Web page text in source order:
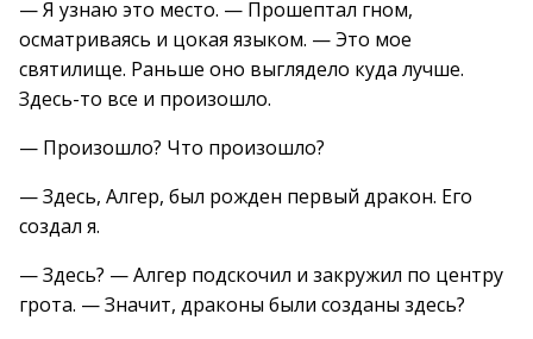
— Я узнаю это место. — Прошептал гном,
осматриваясь и цокая языком. — Это мое
святилище. Раньше оно выглядело куда лучше.
Здесь-то все и произошло.
— Произошло? Что произошло?
— Здесь, Алгер, был рожден первый дракон. Его
создал я.
— Здесь? — Алгер подскочил и закружил по центру
грота. — Значит, драконы были созданы здесь?